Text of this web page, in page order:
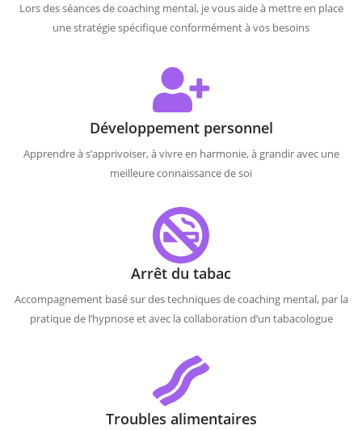
Lors des séances de coaching mental, je vous aide à mettre en place
une stratégie spécifique conformément à vos besoins
Développement personnel
Apprendre à s’apprivoiser, à vivre en harmonie, à grandir avec une
meilleure connaissance de soi
Arrêt du tabac
Accompagnement basé sur des techniques de coaching mental, par la
pratique de l’hypnose et avec la collaboration d’un tabacologue
Troubles alimentaires